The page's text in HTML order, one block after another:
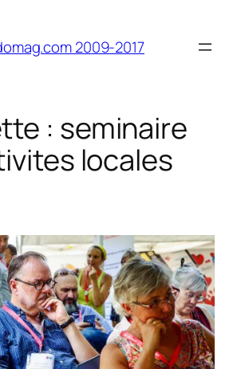
2009-2017
: seminaire
locales